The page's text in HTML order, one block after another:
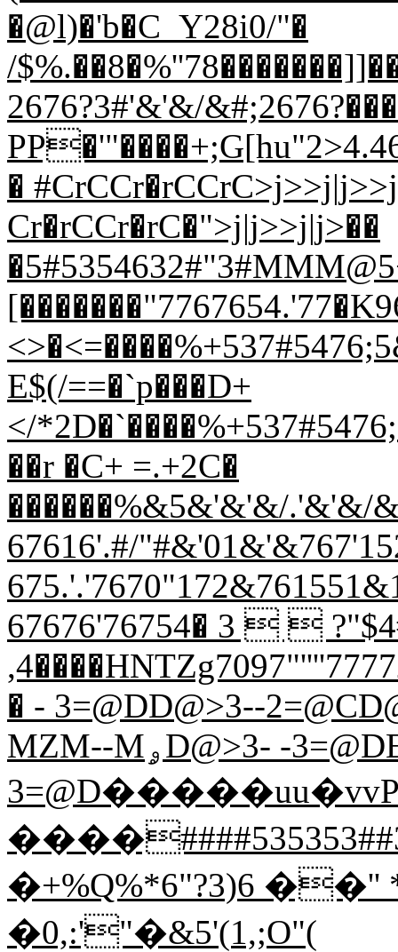
�@l)�'b�C_Y28i0/"�
/
2676?3#'&'&/
�
Cr�rCCr�rC�">j|j>>j|j>��
E$(/==�`p���D+
</
��r �C+ =.+2C�
������%&5&'&'&/.'&'&/
67616'.#/
67676'76754� 3  
� - 3=@DD@>3--
MZM--MۄD@>3- -3=@DEA=3- -
�+%Q%*6"?3)6 ��''
�0,:'"�&5'(1,;O"(